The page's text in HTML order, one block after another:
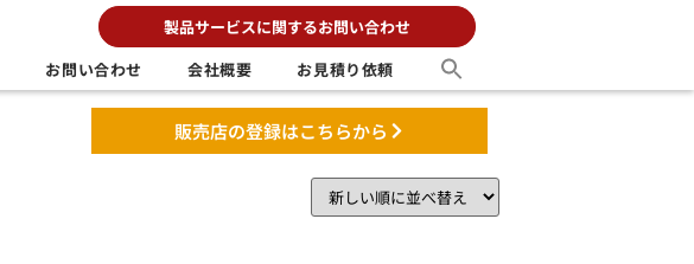
製品サービスに関するお問い合わせ
お問い合わせ 会社概要 お見積り依頼
販売店の登録はこちらから